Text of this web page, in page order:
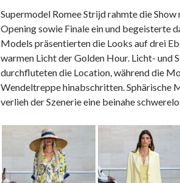
Supermodel Romee Strijd rahmte die
Opening sowie Finale ein und begeisterte
Models präsentierten die Looks auf drei
warmen Licht der Golden Hour. Licht- und
durchfluteten die Location, während die
Wendeltreppe hinabschritten. Sphärische
verlieh der Szenerie eine beinahe